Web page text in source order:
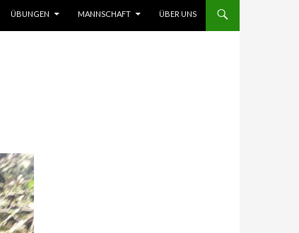
ÜBUNGEN MANNSCHAFT ÜBER UNS